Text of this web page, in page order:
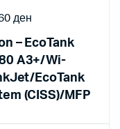
– EcoTank
A3+/Wi-
EcoTank
(CISS)/MFP
ден